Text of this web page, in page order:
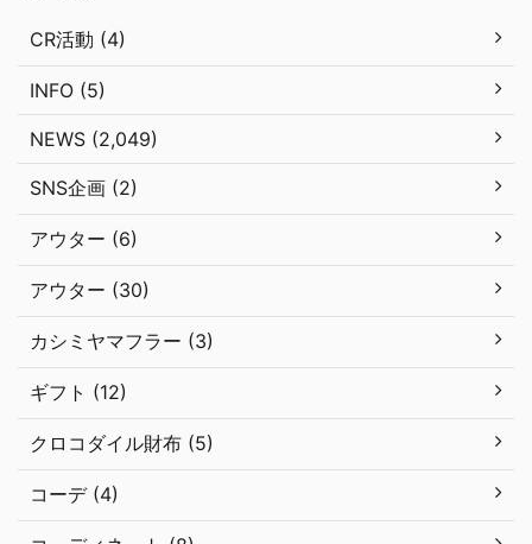
CR活動 (4)
INFO (5)
NEWS (2,049)
SNS企画 (2)
アウター (6)
アウター (30)
カシミヤマフラー (3)
ギフト (12)
クロコダイル財布 (5)
コーデ (4)